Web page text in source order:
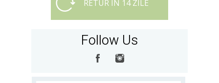
RETUR IN 14 ZILE
Follow Us